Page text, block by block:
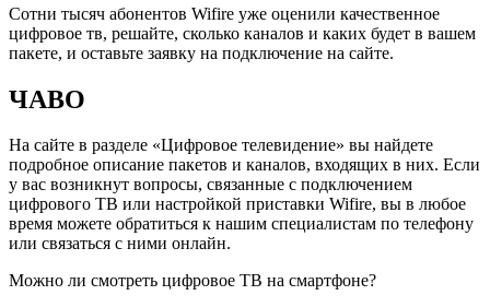
Сотни тысяч абонентов Wifire уже оценили качественное
цифровое тв, решайте, сколько каналов и каких будет в вашем
пакете, и оставьте заявку на подключение на сайте.
ЧАВО
На сайте в разделе «Цифровое телевидение» вы найдете
подробное описание пакетов и каналов, входящих в них. Если
у вас возникнут вопросы, связанные с подключением
цифрового ТВ или настройкой приставки Wifire, вы в любое
время можете обратиться к нашим специалистам по телефону
или связаться с ними онлайн.
Можно ли смотреть цифровое ТВ на смартфоне?